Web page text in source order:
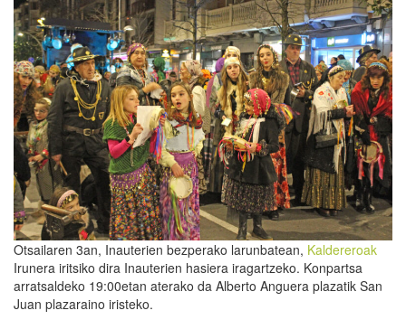
Otsailaren 3an, Inauterien bezperako larunbatean, Kaldereroak
Irunera iritsiko dira Inauterien hasiera iragartzeko. Konpartsa
arratsaldeko 19:00etan aterako da Alberto Anguera plazatik San
Juan plazaraino iristeko.